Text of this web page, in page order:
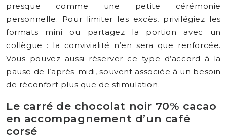
presque comme une petite cérémonie
personnelle. Pour limiter les excès, privilégiez les
formats mini ou partagez la portion avec un
collègue : la convivialité n’en sera que renforcée.
Vous pouvez aussi réserver ce type d’accord à la
pause de l’après-midi, souvent associée à un besoin
de réconfort plus que de stimulation.
Le carré de chocolat noir 70% cacao
en accompagnement d’un café
corsé